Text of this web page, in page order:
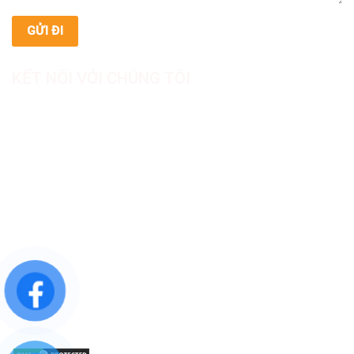
Website: https://asialab.com.vn/
Email: giacongasialab@gmail.com